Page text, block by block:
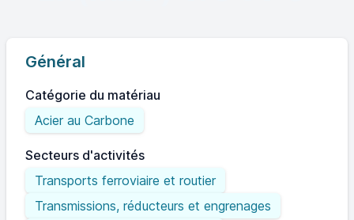
Général
Catégorie du matériau
Acier au Carbone
Secteurs d'activités
Transports ferroviaire et routier
Transmissions, réducteurs et engrenages